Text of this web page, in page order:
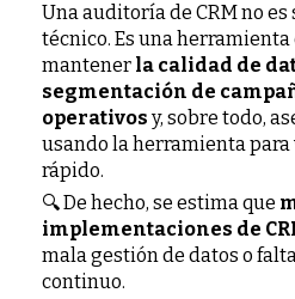
Una auditoría de CRM no
técnico. Es una
mantener la calidad de
segmentación de
operativos y, sobre todo,
usando la herramienta para
rápido.
🔍 De hecho, se estima que
implementaciones de
mala gestión de datos o
continuo.